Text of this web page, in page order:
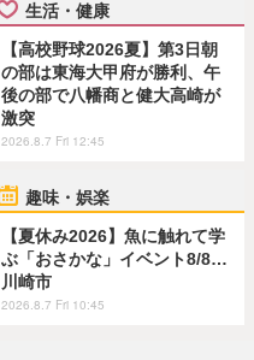
生活・健康
【高校野球2026夏】第3日朝
の部は東海大甲府が勝利、午
後の部で八幡商と健大高崎が
激突
2026.8.7 Fri 12:45
趣味・娯楽
【夏休み2026】魚に触れて学
ぶ「おさかな」イベント8/8…
川崎市
2026.8.7 Fri 10:45